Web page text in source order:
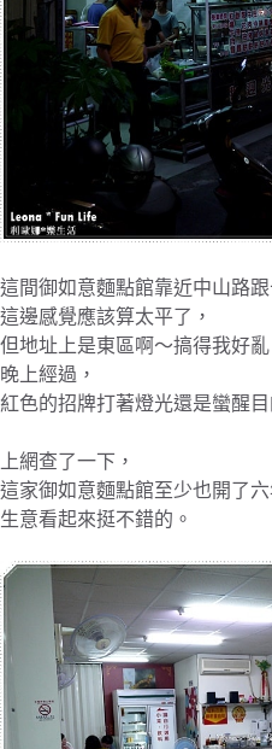
這間御如意麵點館靠近中山路跟
這邊感覺應該算太平了，
但地址上是東區啊～搞得我好亂
晚上經過，
紅色的招牌打著燈光還是蠻醒目
上網查了一下，
這家御如意麵點館至少也開了六
生意看起來挺不錯的。